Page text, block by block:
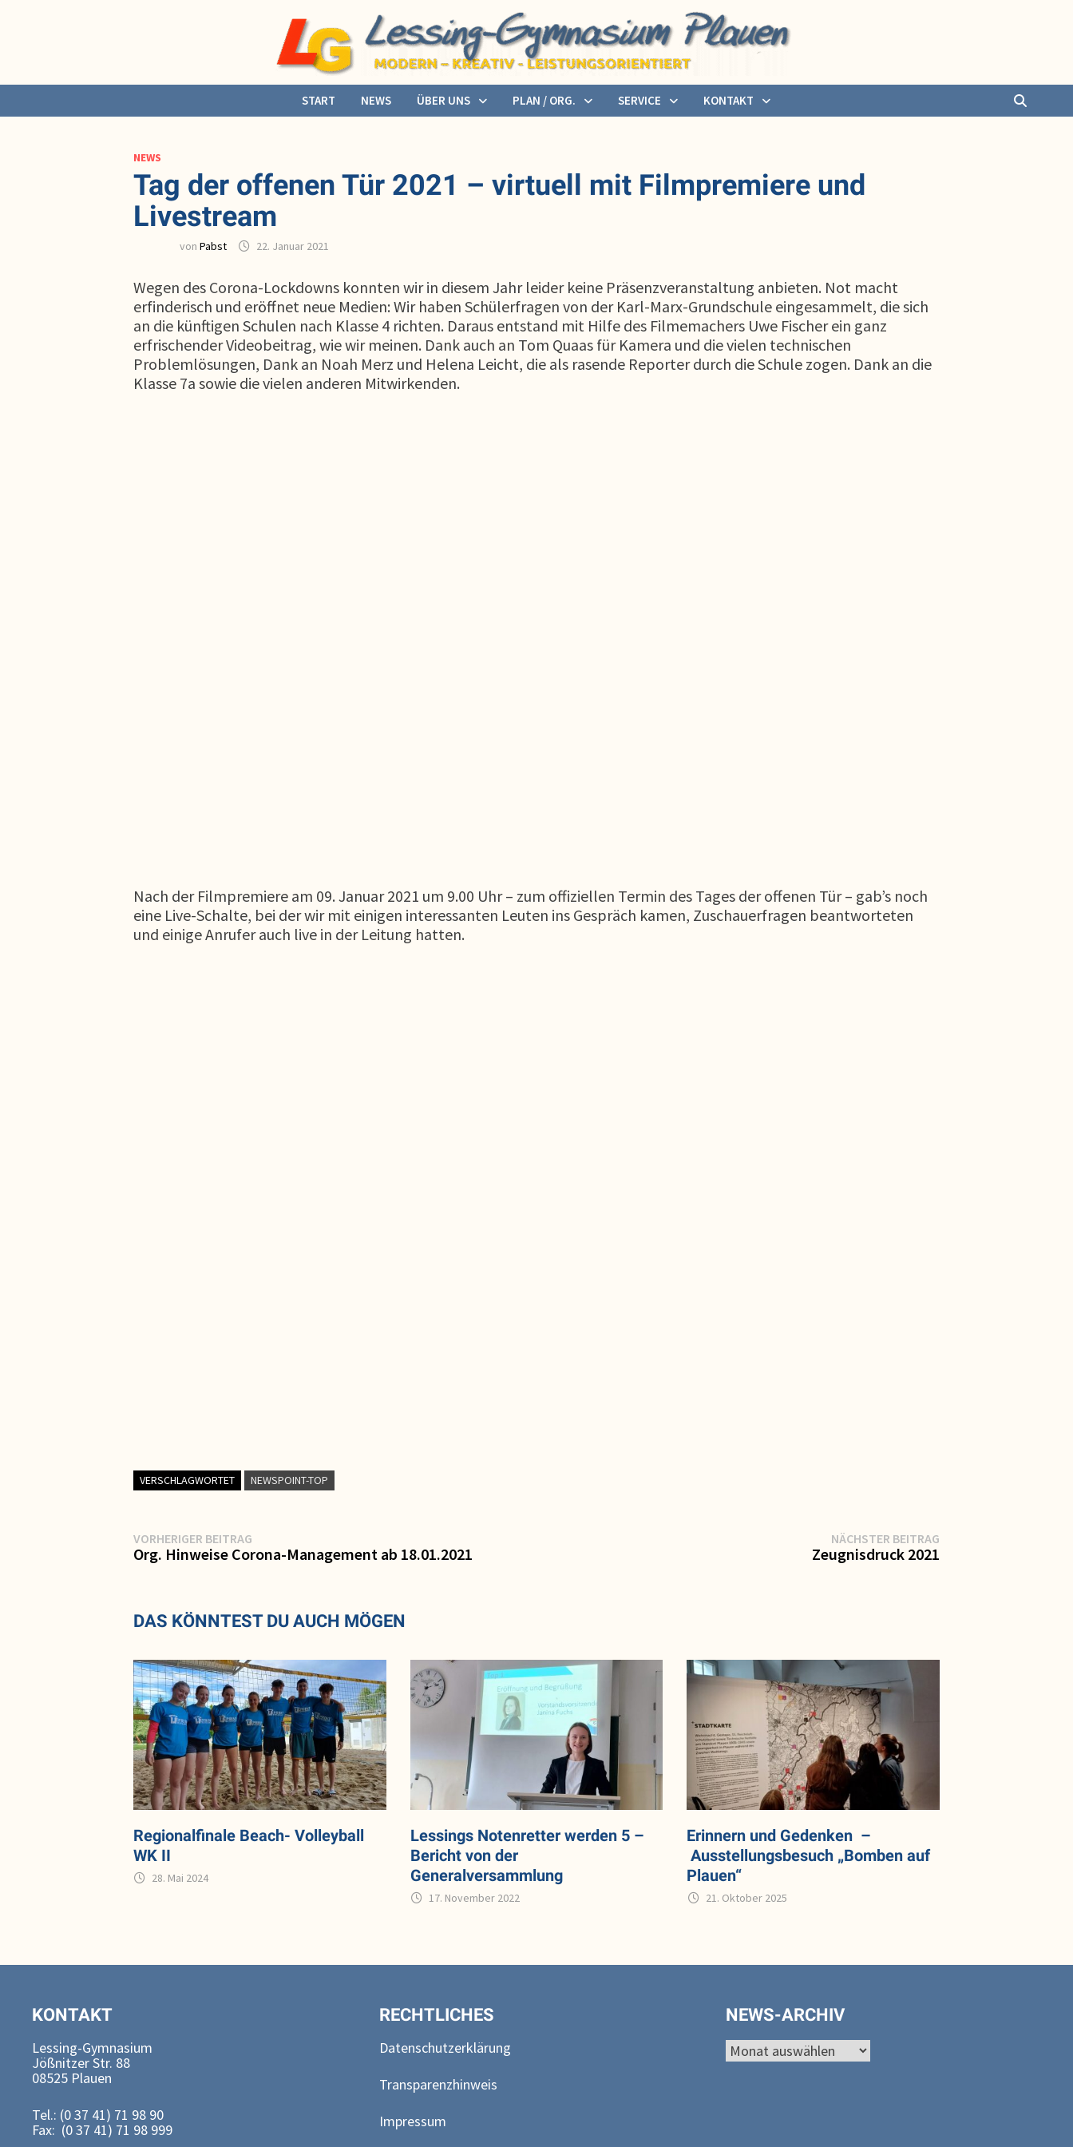
START NEWS ÜBER UNS PLAN / ORG. SERVICE KONTAKT
NEWS
Tag der offenen Tür 2021 – virtuell mit Filmpremiere und
Livestream
von Pabst 22. Januar 2021
Wegen des Corona-Lockdowns konnten wir in diesem Jahr leider keine Präsenzveranstaltung anbieten. Not macht
erfinderisch und eröffnet neue Medien: Wir haben Schülerfragen von der Karl-Marx-Grundschule eingesammelt, die sich
an die künftigen Schulen nach Klasse 4 richten. Daraus entstand mit Hilfe des Filmemachers Uwe Fischer ein ganz
erfrischender Videobeitrag, wie wir meinen. Dank auch an Tom Quaas für Kamera und die vielen technischen
Problemlösungen, Dank an Noah Merz und Helena Leicht, die als rasende Reporter durch die Schule zogen. Dank an die
Klasse 7a sowie die vielen anderen Mitwirkenden.
Nach der Filmpremiere am 09. Januar 2021 um 9.00 Uhr – zum offiziellen Termin des Tages der offenen Tür – gab’s noch
eine Live-Schalte, bei der wir mit einigen interessanten Leuten ins Gespräch kamen, Zuschauerfragen beantworteten
und einige Anrufer auch live in der Leitung hatten.
VERSCHLAGWORTET NEWSPOINT-TOP
Beitragsnavigation
VORHERIGER BEITRAGVorheriger
Beitrag:
Org. Hinweise Corona-Management ab 18.01.2021
NÄCHSTER BEITRAG
Zeugnisdruck 2021
DAS KÖNNTEST DU AUCH MÖGEN
Regionalfinale Beach- Volleyball
WK II
28. Mai 2024
Lessings Notenretter werden 5 –
Bericht von der
Generalversammlung
17. November 2022
Erinnern und Gedenken –
Ausstellungsbesuch „Bomben auf
Plauen“
21. Oktober 2025
KONTAKT
Lessing-Gymnasium
Jößnitzer Str. 88
08525 Plauen
Tel.: (0 37 41) 71 98 90
Fax: (0 37 41) 71 98 999
RECHTLICHES
Datenschutzerklärung
Transparenzhinweis
Impressum
NEWS-ARCHIV
News-
Archiv